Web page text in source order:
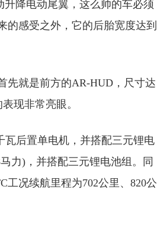
降电动尾翼，这么帅的车必须
的感受之外，它的后胎宽度达到
先就是前方的AR-HUD，尺寸达
现非常亮眼。
瓦后置单电机，并搭配三元锂电
力)，并搭配三元锂电池组。同
工况续航里程为702公里、820公